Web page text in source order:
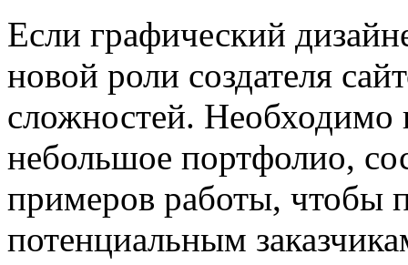
Если графический
новой роли создателя
сложностей. Необходимо
небольшое портфолио,
примеров работы, чтобы
потенциальным